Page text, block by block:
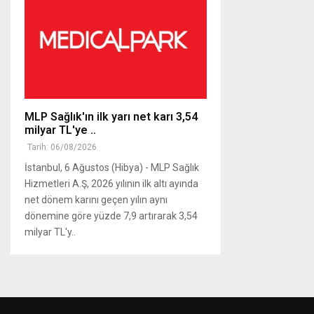
MLP Sağlık'ın ilk yarı net karı 3,54
milyar TL'ye ..
Tarih: 06/08/2026
İstanbul, 6 Ağustos (Hibya) - MLP Sağlık
Hizmetleri A.Ş, 2026 yılının ilk altı ayında
net dönem karını geçen yılın aynı
dönemine göre yüzde 7,9 artırarak 3,54
milyar TL'y..